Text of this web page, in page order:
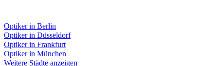
Optiker in Berlin
Optiker in Düsseldorf
Optiker in Frankfurt
Optiker in München
Weitere Städte anzeigen